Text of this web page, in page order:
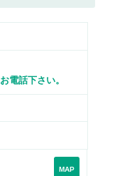
電話下さい。
MAP